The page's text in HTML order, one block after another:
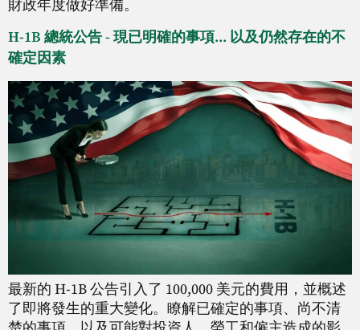
財政年度做好準備。
H-1B 總統公告 - 現已明確的事項... 以及仍然存在的不
確定因素
最新的 H-1B 公告引入了 100,000 美元的費用，並概述
了即將發生的重大變化。瞭解已確定的事項、尚不清